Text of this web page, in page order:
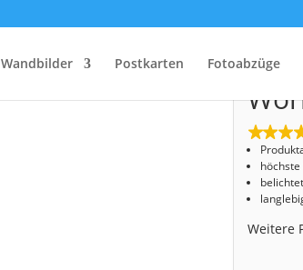
Wandbilder Postkarten Fotoabzüge
Start/Shop/Fotoabzug/ Fotoabzug (00248) World
Weitere